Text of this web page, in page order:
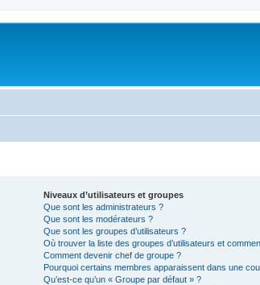
Niveaux d’utilisateurs et groupes
Que sont les administrateurs ?
Que sont les modérateurs ?
Que sont les groupes d’utilisateurs ?
Où trouver la liste des groupes d’utilisateurs et
Comment devenir chef de groupe ?
Pourquoi certains membres apparaissent dans une
Qu’est-ce qu’un « Groupe par défaut » ?